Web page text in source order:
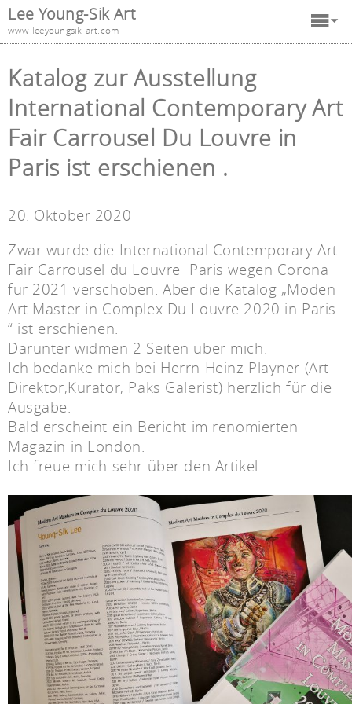
Lee Young-Sik Art
www.leeyoungsik-art.com
Katalog zur Ausstellung
International Contemporary Art
Fair Carrousel Du Louvre in
Paris ist erschienen .
20. Oktober 2020
Zwar wurde die International Contemporary Art
Fair Carrousel du Louvre Paris wegen Corona
für 2021 verschoben. Aber die Katalog „Moden
Art Master in Complex Du Louvre 2020 in Paris
“ ist erschienen.
Darunter widmen 2 Seiten über mich.
Ich bedanke mich bei Herrn Heinz Playner (Art
Direktor,Kurator, Paks Galerist) herzlich für die
Ausgabe.
Bald erscheint ein Bericht im renomierten
Magazin in London.
Ich freue mich sehr über den Artikel.